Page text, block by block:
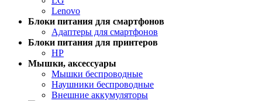
Lenovo
Блоки питания для смартфонов
Адаптеры для смартфонов
Блоки питания для принтеров
HP
Мышки, аксессуары
Мышки беспроводные
Наушники беспроводные
Внешние аккумуляторы